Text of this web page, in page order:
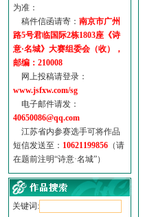
特别通知--致广大诗词爱好...
为准：
稿件信函请寄： 南京市广州
路5号君临国际2栋1803座《诗
意·名城》大赛组委会（收），
邮编：210008
网上投稿请登录：
www.jsfxw.com/sg
电子邮件请发：
40650086@qq.com
江苏省内参赛选手可将作品
短信发送至： 10621199856 （请
在题前注明“诗意·名城”）
关键词: